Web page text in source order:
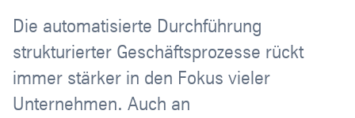
Die automatisierte Durchführung
strukturierter Geschäftsprozesse rückt
immer stärker in den Fokus vieler
Unternehmen. Auch an